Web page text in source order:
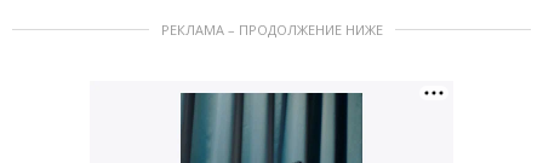
РЕКЛАМА – ПРОДОЛЖЕНИЕ НИЖЕ